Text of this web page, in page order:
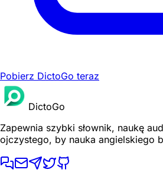
Pobierz DictoGo teraz
DictoGo
Zapewnia szybki słownik, naukę
ojczystego, by nauka angielskiego